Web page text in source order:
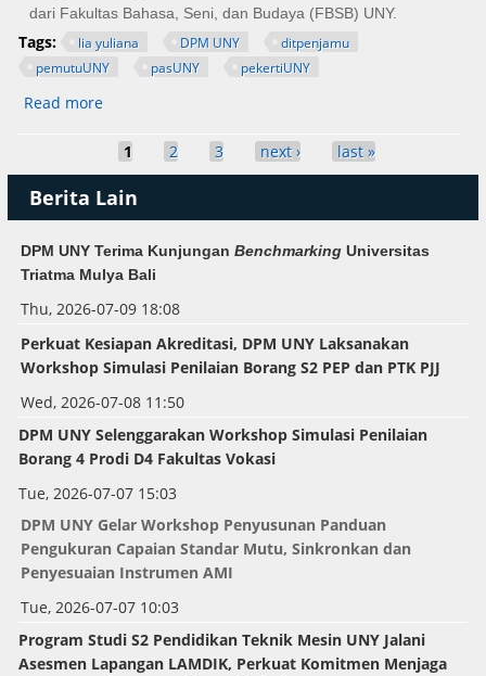
dari Fakultas Bahasa, Seni, dan Budaya (FBSB) UNY.
Tags: lia yuliana DPM UNY
ditpenjamu
pemutuUNY
pasUNY pekertiUNY
Read more
Universitas Negeri Yogyakarta
1 2 3 next › last »
Berita Lain
DPM UNY Terima Kunjungan Benchmarking Universitas
Triatma Mulya Bali
Thu, 2026-07-09 18:08
Perkuat Kesiapan Akreditasi, DPM UNY Laksanakan
Workshop Simulasi Penilaian Borang S2 PEP dan PTK PJJ
Wed, 2026-07-08 11:50
DPM UNY Selenggarakan WorkshopSimulasi Penilaian
Borang 4 Prodi D4 Fakultas Vokasi
Tue, 2026-07-07 15:03
DPM UNY Gelar Workshop Penyusunan Panduan
Pengukuran Capaian Standar Mutu, Sinkronkan dan
Penyesuaian Instrumen AMI
Tue, 2026-07-07 10:03
Program Studi S2 Pendidikan Teknik Mesin UNY Jalani
Asesmen Lapangan LAMDIK, Perkuat Komitmen Menjaga